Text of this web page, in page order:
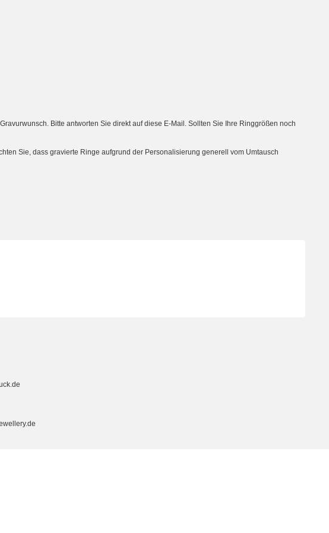
Bitte antworten Sie direkt auf diese E-Mail. Sollten Sie Ihre Ringgrößen noch
Sie, dass gravierte Ringe aufgrund der Personalisierung generell vom Umtausch